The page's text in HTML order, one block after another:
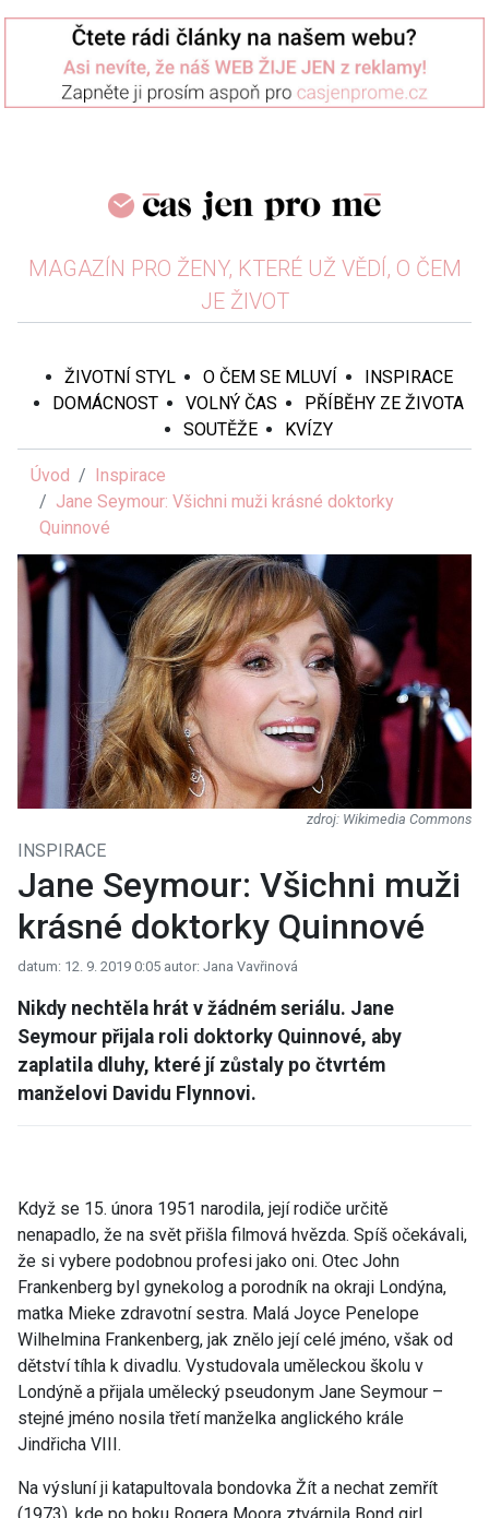
MAGAZÍN PRO ŽENY, KTERÉ UŽ VĚDÍ, O ČEM
JE ŽIVOT
ŽIVOTNÍ STYL O ČEM SE MLUVÍ
INSPIRACE
DOMÁCNOST
VOLNÝ ČAS
PŘÍBĚHY ZE ŽIVOTA
SOUTĚŽE
KVÍZY
Úvod
Inspirace
Jane Seymour: Všichni muži krásné doktorky
Quinnové
Wikimedia Commons
INSPIRACE
Jane Seymour: Všichni muži
krásné doktorky Quinnové
datum: 12. 9. 2019 0:05 autor: Jana Vavřinová
Nikdy nechtěla hrát v žádném seriálu. Jane
Seymour přijala roli doktorky Quinnové, aby
zaplatila dluhy, které jí zůstaly po čtvrtém
manželovi Davidu Flynnovi.
Když se 15. února 1951 narodila, její rodiče určitě
nenapadlo, že na svět přišla filmová hvězda. Spíš očekávali,
že si vybere podobnou profesi jako oni. Otec John
Frankenberg byl gynekolog a porodník na okraji Londýna,
matka Mieke zdravotní sestra. Malá Joyce Penelope
Wilhelmina Frankenberg, jak znělo její celé jméno, však od
dětství tíhla k divadlu. Vystudovala uměleckou školu v
Londýně a přijala umělecký pseudonym Jane Seymour –
stejné jméno nosila třetí manželka anglického krále
Jindřicha VIII.
Na výsluní ji katapultovala bondovka Žít a nechat zemřít